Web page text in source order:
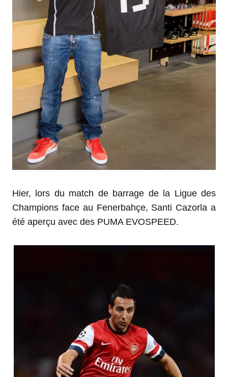
Hier, lors du match de barrage de la Ligue des
Champions face au Fenerbahçe, Santi Cazorla a
été aperçu avec des PUMA EVOSPEED.